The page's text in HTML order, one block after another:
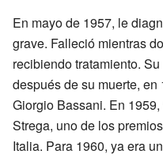
En mayo de 1957, le
grave. Falleció mientras
recibiendo tratamiento.
después de su muerte,
Giorgio Bassani. En 1959,
Strega, uno de los
Italia. Para 1960, ya era